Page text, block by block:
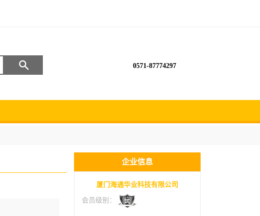
0571-87774297
企业信息
厦门海通华业科技有限公司
会员级别：